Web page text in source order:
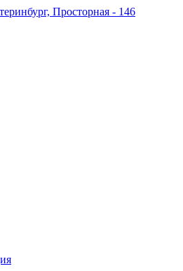
Просторная - 146